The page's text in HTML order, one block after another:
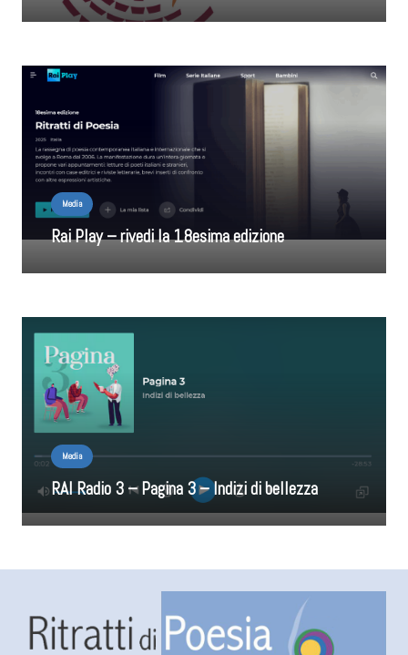
Media
Rai Play – rivedi la 18esima edizione
Media
RAI Radio 3 – Pagina 3 – Indizi di bellezza